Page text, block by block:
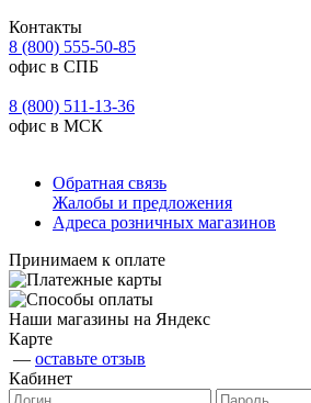
Контакты
8 (800) 555-50-85
офис в СПБ
8 (800) 511-13-36
офис в МСК
Обратная связь
Жалобы и предложения
Адреса розничных магазинов
Принимаем к оплате
Наши магазины на Яндекс
Карте
— оставьте отзыв
Кабинет